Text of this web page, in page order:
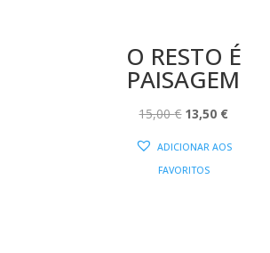
O RESTO É
PAISAGEM
15,00€ O
13,50 €O
ADICIONAR AOS
FAVORITOS